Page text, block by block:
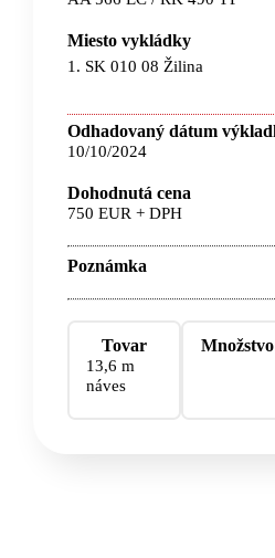
Miesto vykládky
1. SK 010 08 Žilina
Odhadovaný dátum
10/10/2024
Dohodnutá cena
750 EUR + DPH
Poznámka
Tovar
13,6 m
náves
Množstvo